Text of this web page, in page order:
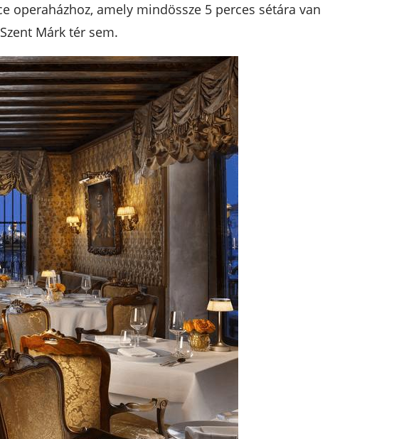
operaházhoz, amely mindössze 5 perces sétára van
Márk tér sem.